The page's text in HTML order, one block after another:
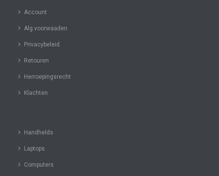
Account
Alg.voorwaaden
Privacybeleid
Retouren
Herroepingsrecht
Klachten
Handhelds
Laptops
Computers